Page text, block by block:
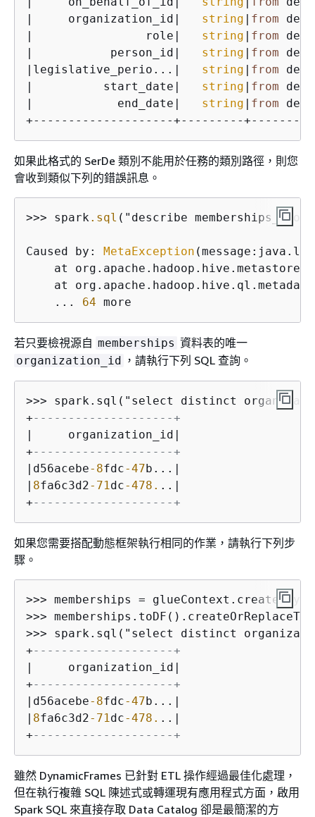
|     organization_id| string | from
|                role| string | from
|           person_id| string | from
|legislative_perio...| string | from
|          start_date| string | from
|            end_date| string | from
如果此格式的 SerDe 類別不能用於任務的類別路徑，則您
會收到類似下列的錯誤訊息。
>>> spark.sql ("describe
Caused by: MetaException
at
at
    ...
64 more
若只要檢視源自 memberships 資料表的唯一
organization_id ，請執行下列 SQL 查詢。
>>> spark.sql("select distinct
+--------------------+
|
     organization_id
|
+--------------------+
| d56acebe-8fdc-47b... |
| 8fa6c3d2-71dc-478. .. |
+--------------------+
如果您需要搭配動態框架執行相同的作業，請執行下列步
驟。
>>> memberships =
>>>
>>> spark.sql("select distinct
+--------------------+
|
     organization_id
|
+--------------------+
| d56acebe-8fdc-47b... |
| 8fa6c3d2-71dc-478. .. |
+--------------------+
雖然 DynamicFrames 已針對 ETL 操作經過最佳化處理，
但在執行複雜 SQL 陳述式或轉運現有應用程式方面，啟用
Spark SQL 來直接存取 Data Catalog 卻是最簡潔的方